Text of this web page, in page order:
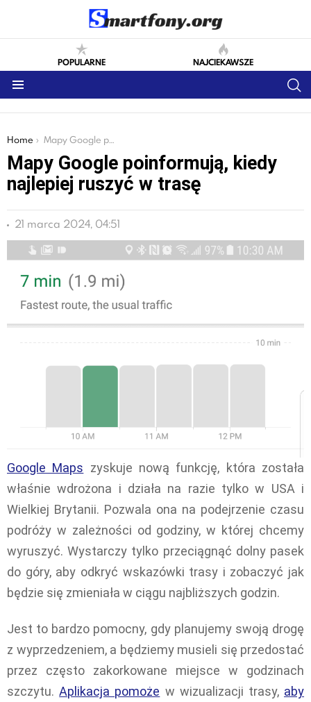
POPULARNE NAJCIEKAWSZE
You are here:
Home Mapy Google poinformują, kiedy najlepiej ruszyć w trasę
Mapy Google poinformują, kiedy
najlepiej ruszyć w trasę
21 marca 2024, 04:51
Google Maps zyskuje nową funkcję, która została
właśnie wdrożona i działa na razie tylko w USA i
Wielkiej Brytanii. Pozwala ona na podejrzenie czasu
podróży w zależności od godziny, w której chcemy
wyruszyć. Wystarczy tylko przeciągnąć dolny pasek
do góry, aby odkryć wskazówki trasy i zobaczyć jak
będzie się zmieniała w ciągu najbliższych godzin.
Jest to bardzo pomocny, gdy planujemy swoją drogę
z wyprzedzeniem, a będziemy musieli się przedostać
przez często zakorkowane miejsce w godzinach
szczytu.Aplikacja pomoże w wizualizacji trasy, aby